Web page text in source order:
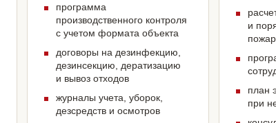
программа
производственного контроля
с учетом формата объекта
договоры на дезинфекцию,
дезинсекцию, дератизацию
и вывоз отходов
журналы учета, уборок,
дезсредств и осмотров
и
план
при